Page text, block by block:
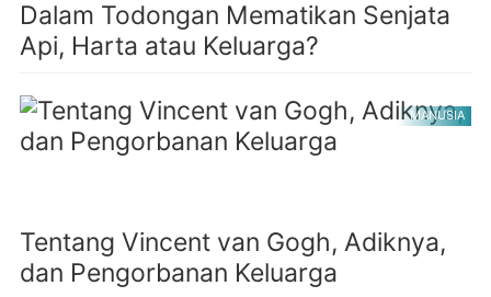
Dalam Todongan Mematikan Senjata
Api, Harta atau Keluarga?
MANUSIA
Tentang Vincent van Gogh, Adiknya,
dan Pengorbanan Keluarga